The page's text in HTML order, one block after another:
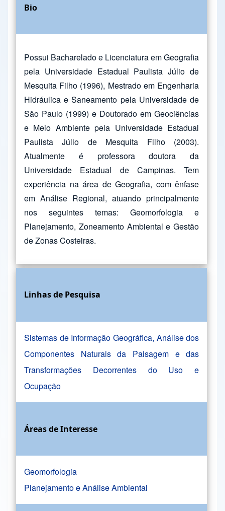
Bio
Possui Bacharelado e Licenciatura em Geografia
pela Universidade Estadual Paulista Júlio de
Mesquita Filho (1996), Mestrado em Engenharia
Hidráulica e Saneamento pela Universidade de
São Paulo (1999) e Doutorado em Geociências
e Meio Ambiente pela Universidade Estadual
Paulista Júlio de Mesquita Filho (2003).
Atualmente é professora doutora da
Universidade Estadual de Campinas. Tem
experiência na área de Geografia, com ênfase
em Análise Regional, atuando principalmente
nos seguintes temas: Geomorfologia e
Planejamento, Zoneamento Ambiental e Gestão
de Zonas Costeiras.
Linhas de Pesquisa
Sistemas de Informação Geográfica, Análise dos
Componentes Naturais da Paisagem e das
Transformações Decorrentes do Uso e
Ocupação
Áreas de Interesse
Geomorfologia
Planejamento e Análise Ambiental